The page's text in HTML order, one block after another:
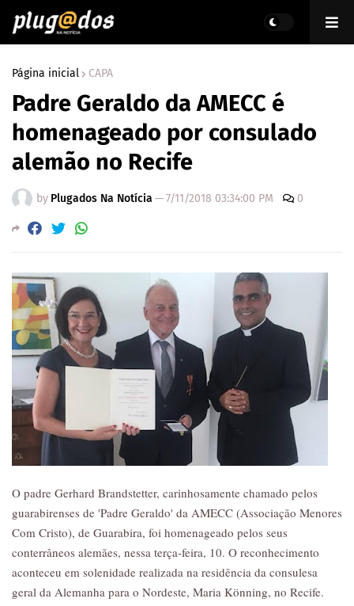
Página inicial CAPA
Padre Geraldo da AMECC é
homenageado por consulado
alemão no Recife
by Plugados Na Notícia —7/11/2018 03:34:00 PM 0
O padre Gerhard Brandstetter, carinhosamente chamado pelos
guarabirenses de 'Padre Geraldo' da AMECC (Associação Menores
Com Cristo), de Guarabira, foi homenageado pelos seus
conterrâneos alemães, nessa terça-feira, 10. O reconhecimento
aconteceu em solenidade realizada na residência da consulesa
geral da Alemanha para o Nordeste, Maria Könning, no Recife.